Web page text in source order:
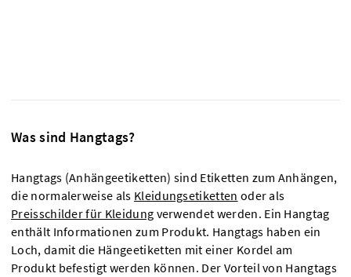
Was sind Hangtags?
Hangtags (Anhängeetiketten) sind Etiketten zum Anhängen,
die normalerweise als Kleidungsetiketten oder als
Preisschilder für Kleidung verwendet werden. Ein Hangtag
enthält Informationen zum Produkt. Hangtags haben ein
Loch, damit die Hängeetiketten mit einer Kordel am
Produkt befestigt werden können. Der Vorteil von Hangtags